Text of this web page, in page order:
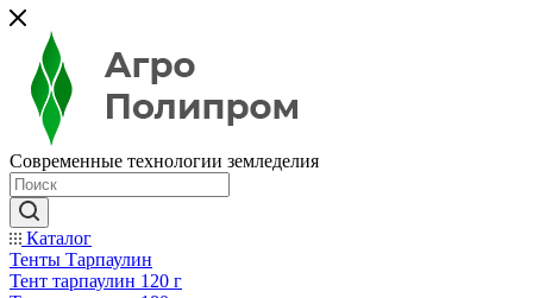
Современные технологии земледелия
Каталог
Тенты Тарпаулин
Тент тарпаулин 120 г